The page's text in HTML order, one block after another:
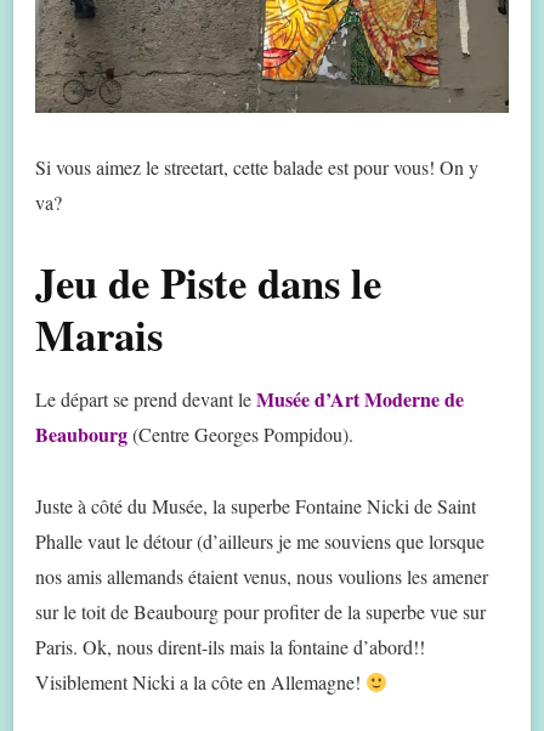
Si vous aimez le streetart, cette balade est pour vous! On y
va?
Jeu de Piste dans le
Marais
Le départ se prend devant leMusée d’Art Moderne de
Beaubourg(Centre Georges Pompidou).
Juste à côté du Musée, la superbe Fontaine Nicki de Saint
Phalle vaut le détour (d’ailleurs je me souviens que lorsque
nos amis allemands étaient venus, nous voulions les amener
sur le toit de Beaubourg pour profiter de la superbe vue sur
Paris. Ok, nous dirent-ils mais la fontaine d’abord!!
Visiblement Nicki a la côte en Allemagne!